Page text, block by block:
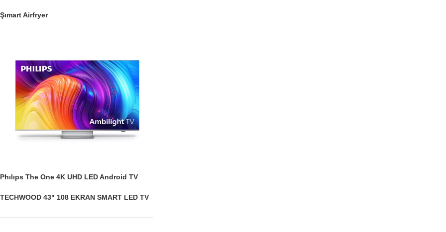
Şımart Airfryer
Phılıps The One 4K UHD LED Android TV
TECHWOOD 43" 108 EKRAN SMART LED TV